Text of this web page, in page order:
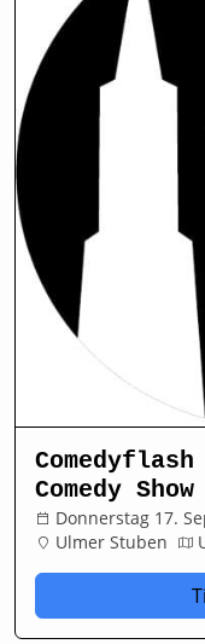
Comedy Show
Donnerstag 17.
Ulmer Stuben